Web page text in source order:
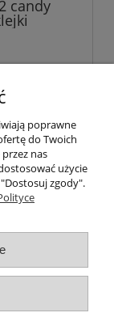
candy
poprawne
do Twoich
nas
użycie
zgody".